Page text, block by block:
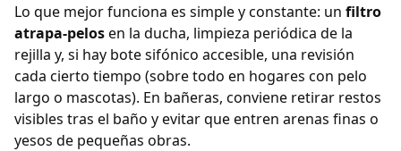
Lo que mejor funciona es simple y constante: un filtro
atrapa-pelosen la ducha, limpieza periódica de la
rejilla y, si hay bote sifónico accesible, una revisión
cada cierto tiempo (sobre todo en hogares con pelo
largo o mascotas). En bañeras, conviene retirar restos
visibles tras el baño y evitar que entren arenas finas o
yesos de pequeñas obras.